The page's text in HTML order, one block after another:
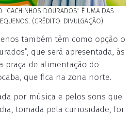
"CACHINHOS DOURADOS" É UMA DAS
(CRÉDITO: DIVULGAÇÃO)
também têm como opção o
que será apresentada, às
praça de alimentação do
que fica na zona norte.
por música e pelos sons que
tomada pela curiosidade, foi